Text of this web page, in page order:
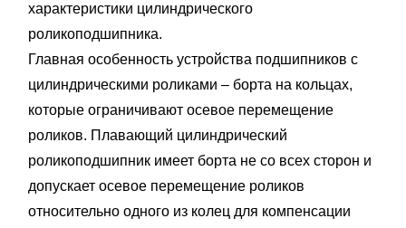
характеристики цилиндрического
роликоподшипника.
Главная особенность устройства подшипников с
цилиндрическими роликами – борта на кольцах,
которые ограничивают осевое перемещение
роликов. Плавающий цилиндрический
роликоподшипник имеет борта не со всех сторон и
допускает осевое перемещение роликов
относительно одного из колец для компенсации